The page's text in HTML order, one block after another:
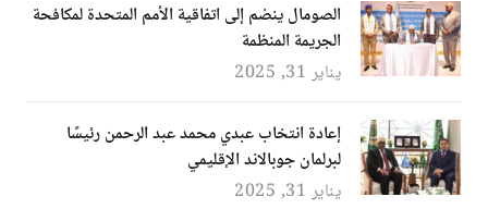
الصومال ينضم إلى اتفاقية الأمم المتحدة لمكافحة
الجريمة المنظمة
يناير 31, 2025
إعادة انتخاب عبدي محمد عبد الرحمن رئيسًا
لبرلمان جوبالاند الإقليمي
يناير 31, 2025